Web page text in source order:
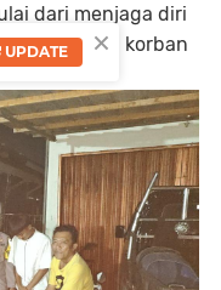
dari menjaga diri
menjadi korban
×
UPDATE